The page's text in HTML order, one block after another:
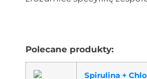
Polecane produkty:
Spirulina +